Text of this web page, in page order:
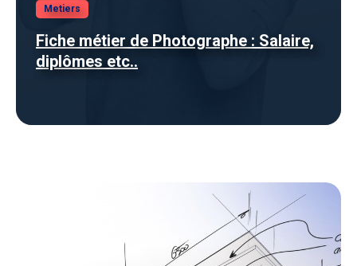
Metiers
Fiche métier de Photographe : Salaire,
diplômes etc..